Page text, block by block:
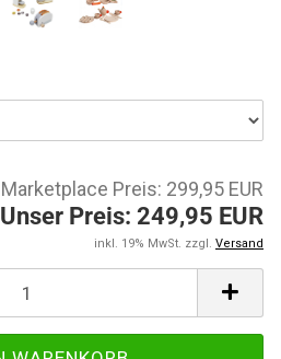
Marketplace Preis: 299,95 EUR
Unser Preis: 249,95 EUR
inkl. 19% MwSt. zzgl. Versand